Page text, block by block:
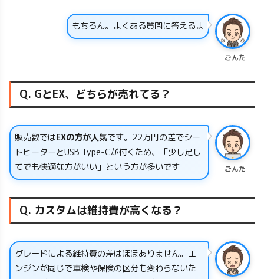
ごんた
もちろん。よくある質問に答えるよ
Q. GとEX、どちらが売れてる？
ごんた
販売数ではEXの方が人気です。22万円の差でシー
トヒーターとUSB Type-Cが付くため、「少し足し
てでも快適な方がいい」という方が多いです
Q. カスタムは維持費が高くなる？
グレードによる維持費の差はほぼありません。エ
ンジンが同じで車検や保険の区分も変わらないた